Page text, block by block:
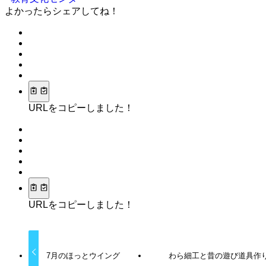
よかったらシェアしてね！
URLをコピーしました！
URLをコピーしました！
7月のほっとウイング わら細工と昔の遊び道具作